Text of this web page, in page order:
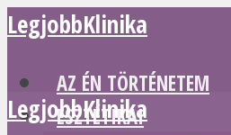
LegjobbKlinika
AZ ÉN TÖRTÉNETEM
ESZTÉTIKAI
LegjobbKlinika